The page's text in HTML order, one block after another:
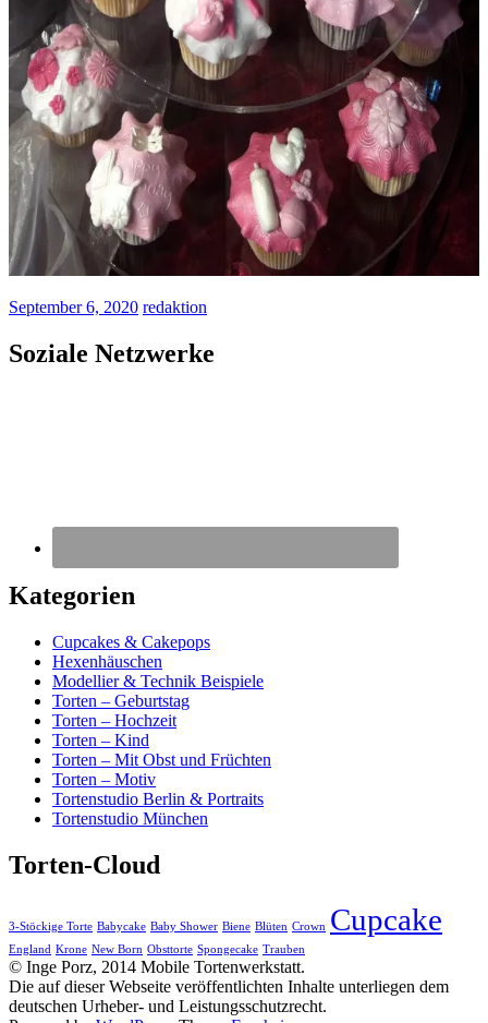
September 6, 2020 redaktion
Soziale Netzwerke
Kategorien
Cupcakes & Cakepops
Hexenhäuschen
Modellier & Technik Beispiele
Torten – Geburtstag
Torten – Hochzeit
Torten – Kind
Torten – Mit Obst und Früchten
Torten – Motiv
Tortenstudio Berlin & Portraits
Tortenstudio München
Torten-Cloud
3-Stöckige Torte Babycake Baby Shower Biene Blüten Crown Cupcake
England Krone New Born Obsttorte Spongecake Trauben
© Inge Porz, 2014 Mobile Tortenwerkstatt.
Die auf dieser Webseite veröffentlichten Inhalte unterliegen dem
deutschen Urheber- und Leistungsschutzrecht.